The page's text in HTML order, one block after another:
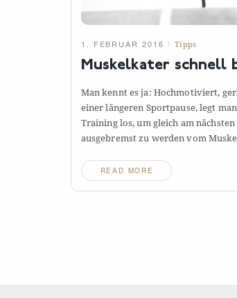
1. FEBRUAR 2016 Tipps
Muskelkater schnell
Man kennt es ja: Hochmotiviert,
einer längeren Sportpause, legt
Training los, um gleich am
ausgebremst zu werden vom
READ MORE